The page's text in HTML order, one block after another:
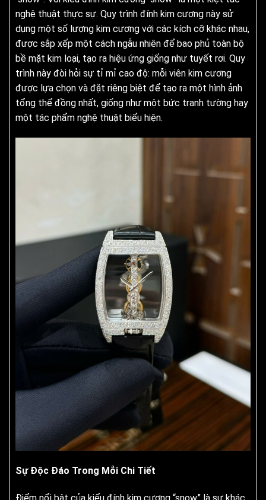
nghệ thuật thực sự. Quy trình đính kim cương này sử
dụng một số lượng kim cương với các kích cỡ khác nhau,
được sắp xếp một cách ngẫu nhiên để bao phủ toàn bộ
bề mặt kim loại, tạo ra hiệu ứng giống như tuyết rơi. Quy
trình này đòi hỏi sự tỉ mỉ cao độ: mỗi viên kim cương
được lựa chọn và đặt riêng biệt để tạo ra một hình ảnh
tổng thể đồng nhất, giống như một bức tranh tường hay
một tác phẩm nghệ thuật biểu hiện.
Sự Độc Đáo Trong Mỗi Chi Tiết